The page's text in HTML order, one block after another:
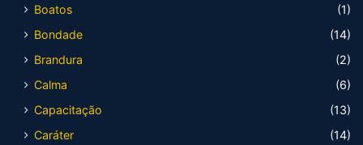
Boatos
(1)
Bondade
(14)
Brandura
(2)
Calma
(6)
Capacitação
(13)
Caráter
(14)